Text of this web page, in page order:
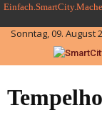
Skip
to
content
Sonntag, 09. August